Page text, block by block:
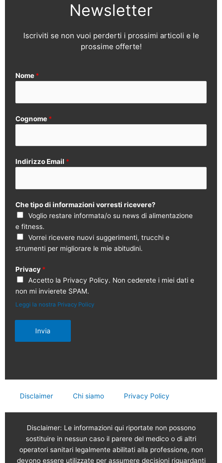
Newsletter
Iscriviti se non vuoi perderti i prossimi articoli e le
prossime offerte!
Nome *
Cognome *
Indirizzo Email *
Che tipo di informazioni vorresti ricevere?
Voglio restare informata/o su news di alimentazione
e fitness.
Vorrei ricevere nuovi suggerimenti, trucchi e
strumenti per migliorare le mie abitudini.
Privacy *
Accetto la Privacy Policy. Non cederete i miei dati e
non mi invierete SPAM.
Leggi la nostra Privacy Policy
Invia
Disclaimer Chi siamo Privacy Policy
Disclaimer: Le informazioni qui riportate non possono
sostituire in nessun caso il parere del medico o di altri
operatori sanitari legalmente abilitati alla professione, non
devono essere utilizzate per assumere decisioni riguardanti